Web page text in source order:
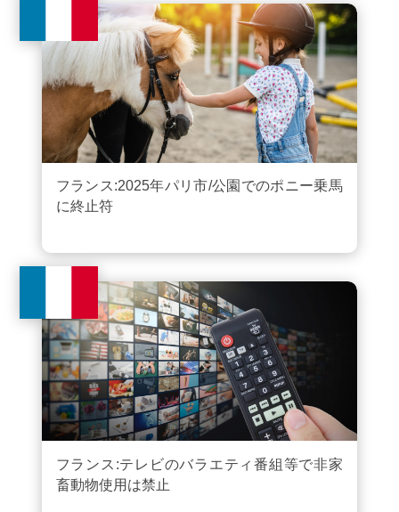
フランス:2025年パリ市/公園でのポニー乗馬
に終止符
フランス:テレビのバラエティ番組等で非家
畜動物使用は禁止